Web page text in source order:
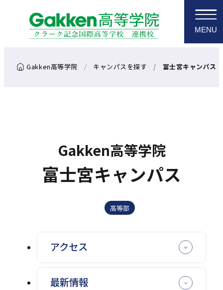
MENU
キャンパスを探す 富士宮キャンパス
Gakken高等学院
富士宮キャンパス
高等部
アクセス
最新情報